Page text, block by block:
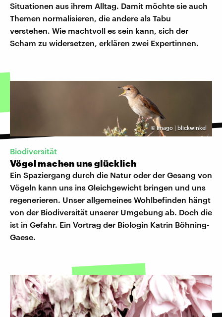
Situationen aus ihrem Alltag. Damit möchte sie auch
Themen normalisieren, die andere als Tabu
verstehen. Wie machtvoll es sein kann, sich der
Scham zu widersetzen, erklären zwei Expertinnen.
©Imago | blickwinkel
Biodiversität
Vögel machen uns glücklich
Ein Spaziergang durch die Natur oder der Gesang von
Vögeln kann uns ins Gleichgewicht bringen und uns
regenerieren. Unser allgemeines Wohlbefinden hängt
von der Biodiversität unserer Umgebung ab. Doch die
ist in Gefahr. Ein Vortrag der Biologin Katrin Böhning-
Gaese.